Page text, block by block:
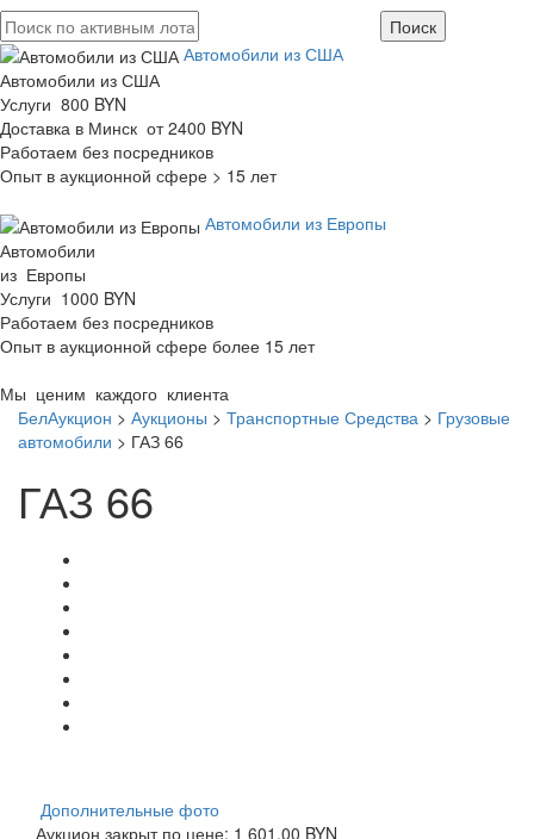
Автомобили из США
Автомобили из США
Услуги 800 BYN
Доставка в Минск от 2400 BYN
Работаем без посредников
Опыт в аукционной сфере > 15 лет
Автомобили из Европы
Автомобили
из Европы
Услуги 1000 BYN
Работаем без посредников
Опыт в аукционной сфере более 15 лет
Мы ценим каждого клиента
БелАукцион > Аукционы > Транспортные Средства > Грузовые
автомобили > ГАЗ 66
ГАЗ 66
Дополнительные фото
Аукцион закрыт по цене: 1 601,00 BYN